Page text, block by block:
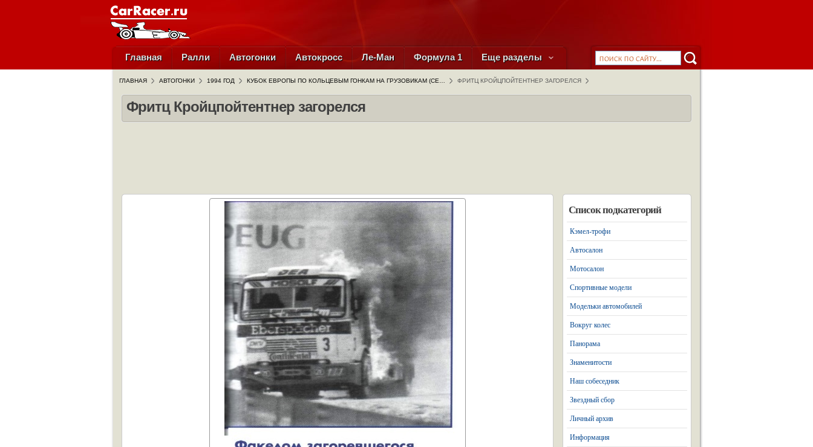
Главная Ралли Автогонки Автокросс Ле-Ман Формула 1 Еще разделы
ГЛАВНАЯ АВТОГОНКИ 1994 ГОД КУБОК ЕВРОПЫ ПО КОЛЬЦЕВЫМ ГОНКАМ НА ГРУЗОВИКАМ (СЕ… ФРИТЦ КРОЙЦПОЙТЕНТНЕР ЗАГОРЕЛСЯ
Фритц Кройцпойтентнер загорелся
Список подкатегорий
Кэмел-трофи
Автосалон
Мотосалон
Спортивные модели
Модельки автомобилей
Вокруг колес
Панорама
Знаменитости
Наш собеседник
Звездный сбор
Личный архив
Информация